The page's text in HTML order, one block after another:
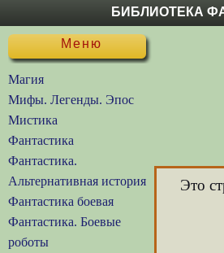
БИБЛИОТЕКА
Меню
Магия
Мифы. Легенды. Эпос
Мистика
Фантастика
Фантастика.
Альтернативная история
Фантастика боевая
Фантастика. Боевые
роботы
Это